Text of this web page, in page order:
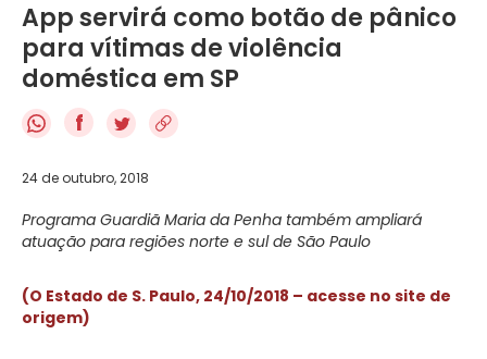
App servirá como botão de pânico
para vítimas de violência
doméstica em SP
f
24 de outubro, 2018
Programa Guardiã Maria da Penha também ampliará
atuação para regiões norte e sul de São Paulo
(O Estado de S. Paulo, 24/10/2018 – acesse no site de
origem)